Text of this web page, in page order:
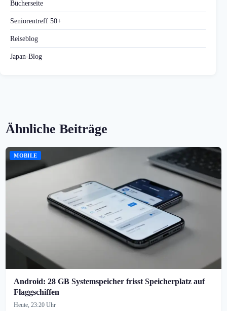
Bücherseite
Seniorentreff 50+
Reiseblog
Japan-Blog
Ähnliche Beiträge
MOBILE
Android: 28 GB Systemspeicher frisst Speicherplatz auf
Flaggschiffen
Heute, 23:20 Uhr